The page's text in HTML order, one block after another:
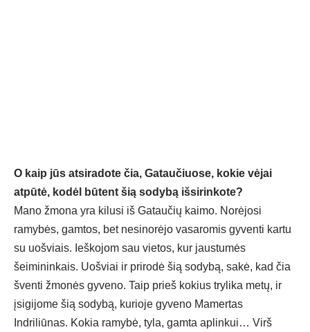
O kaip jūs atsiradote čia, Gataučiuose, kokie vėjai
atpūtė, kodėl būtent šią sodybą išsirinkote?
Mano žmona yra kilusi iš Gataučių kaimo. Norėjosi
ramybės, gamtos, bet nesinorėjo vasaromis gyventi kartu
su uošviais. Ieškojom sau vietos, kur jaustumės
šeimininkais. Uošviai ir prirodė šią sodybą, sakė, kad čia
šventi žmonės gyveno. Taip prieš kokius trylika metų, ir
įsigijome šią sodybą, kurioje gyveno Mamertas
Indriliūnas. Kokia ramybė, tyla, gamta aplinkui… Virš